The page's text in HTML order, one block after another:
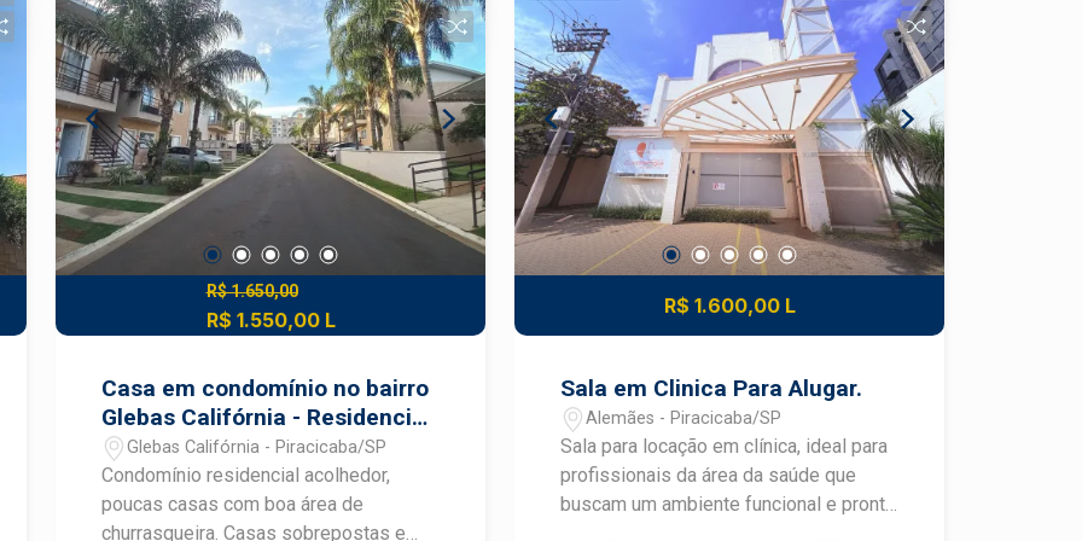
de lazer, com churrasqueira, banheiro
externo, O Condomínio oferece portaria
24h, agradável área de lazer com
playground, campo de futebol, quadra
poliesportiva e de tênis e pista de
caminhada.
R$ 1.650,00
R$ 1.550,00 L
Casa em condomínio no bairro
Glebas Califórnia - Residencial
Vila Belém
Glebas Califórnia - Piracicaba/SP
Condomínio residencial acolhedor,
poucas casas com boa área de
churrasqueira. Casas sobrepostas e
R$ 1.600,00 L
Sala em Clinica Para Alugar.
Alemães - Piracicaba/SP
Sala para locação em clínica, ideal para
profissionais da área da saúde que
buscam um ambiente funcional e pronto